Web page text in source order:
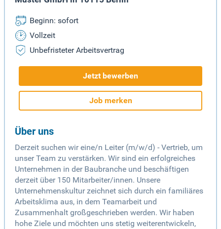
Beginn: sofort
Vollzeit
Unbefristeter Arbeitsvertrag
Jetzt bewerben
Job merken
Über uns
Derzeit suchen wir eine/n Leiter (m/w/d) - Vertrieb, um
unser Team zu verstärken. Wir sind ein erfolgreiches
Unternehmen in der Baubranche und beschäftigen
derzeit über 150 Mitarbeiter/innen. Unsere
Unternehmenskultur zeichnet sich durch ein familiäres
Arbeitsklima aus, in dem Teamarbeit und
Zusammenhalt großgeschrieben werden. Wir haben
hohe Ziele und möchten uns stetig weiterentwickeln,